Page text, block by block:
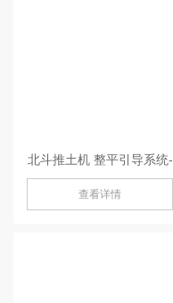
北斗推土机 整平引导系统-
查看详情